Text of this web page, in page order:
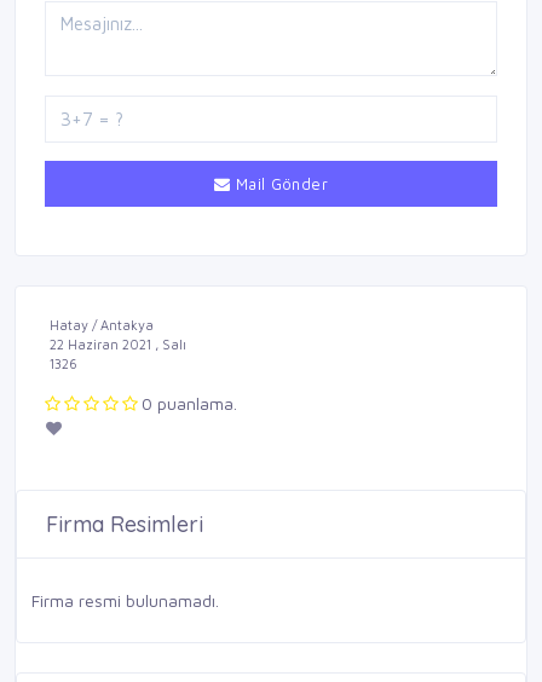
Mail Gönder
Hatay / Antakya
22 Haziran 2021 , Salı
1326
0 puanlama.
Firma Resimleri
Firma resmi bulunamadı.